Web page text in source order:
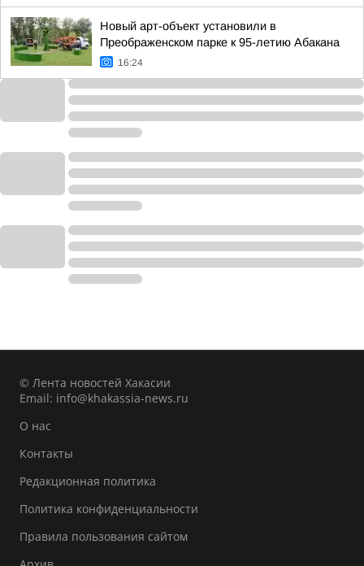
Новый арт-объект установили в
Преображенском парке к 95-летию Абакана
16:24
© Лента новостей Хакасии
Email: info@khakassia-news.ru
О нас
Контакты
Редакционная политика
Политика конфиденциальности
Правила пользования сайтом